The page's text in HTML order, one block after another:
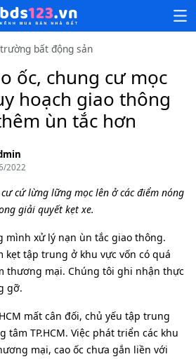
bất động sản
ốc, chung cư mọc
hoạch giao thông
ùn tắc hơn
2022
cứ lừng lững mọc lên ở các điểm nóng
giải quyết kẹt xe.
mình xử lý nạn ùn tắc giao thông.
kẹt tập trung ở khu vực vốn có quá
thương mại. Chúng tôi ghi nhận thực
gỡ.
mất cân đối, chủ yếu tập trung
tâm TP.HCM. Việc phát triển các khu
mại, cao ốc chưa gắn liền với